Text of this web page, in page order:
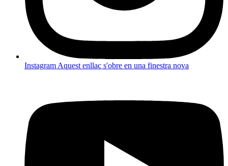
Instagram Aquest enllaç s'obre en una finestra nova